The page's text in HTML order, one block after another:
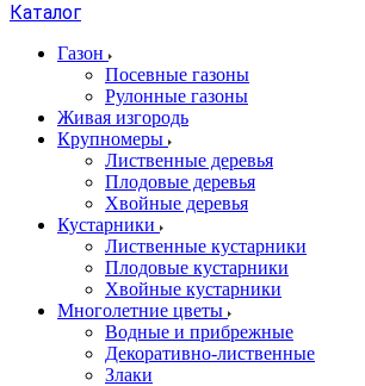
Каталог
Газон
Посевные газоны
Рулонные газоны
Живая изгородь
Крупномеры
Лиственные деревья
Плодовые деревья
Хвойные деревья
Кустарники
Лиственные кустарники
Плодовые кустарники
Хвойные кустарники
Многолетние цветы
Водные и прибрежные
Декоративно-лиственные
Злаки